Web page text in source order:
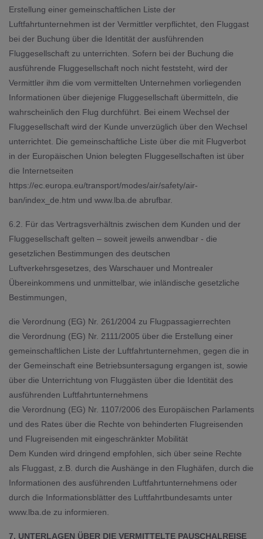
Erstellung einer gemeinschaftlichen Liste der
Luftfahrtunternehmen ist der Vermittler verpflichtet, den Fluggast
bei der Buchung über die Identität der ausführenden
Fluggesellschaft zu unterrichten. Sofern bei der Buchung die
ausführende Fluggesellschaft noch nicht feststeht, wird der
Vermittler ihm die vom vermittelten Unternehmen vorliegenden
Informationen über diejenige Fluggesellschaft übermitteln, die
wahrscheinlich den Flug durchführt. Bei einem Wechsel der
Fluggesellschaft wird der Kunde unverzüglich über den Wechsel
unterrichtet. Die gemeinschaftliche Liste über die mit Flugverbot
in der Europäischen Union belegten Fluggesellschaften ist über
die Internetseiten
https://ec.europa.eu/transport/modes/air/safety/air-
ban/index_de.htm und www.lba.de abrufbar.
6.2. Für das Vertragsverhältnis zwischen dem Kunden und der
Fluggesellschaft gelten – soweit jeweils anwendbar - die
gesetzlichen Bestimmungen des deutschen
Luftverkehrsgesetzes, des Warschauer und Montrealer
Übereinkommens und unmittelbar, wie inländische gesetzliche
Bestimmungen,
die Verordnung (EG) Nr. 261/2004 zu Flugpassagierrechten
die Verordnung (EG) Nr. 2111/2005 über die Erstellung einer
gemeinschaftlichen Liste der Luftfahrtunternehmen, gegen die in
der Gemeinschaft eine Betriebsuntersagung ergangen ist, sowie
über die Unterrichtung von Fluggästen über die Identität des
ausführenden Luftfahrtunternehmens
die Verordnung (EG) Nr. 1107/2006 des Europäischen Parlaments
und des Rates über die Rechte von behinderten Flugreisenden
und Flugreisenden mit eingeschränkter Mobilität
Dem Kunden wird dringend empfohlen, sich über seine Rechte
als Fluggast, z.B. durch die Aushänge in den Flughäfen, durch die
Informationen des ausführenden Luftfahrtunternehmens oder
durch die Informationsblätter des Luftfahrtbundesamts unter
www.lba.de zu informieren.
7. UNTERLAGEN ÜBER DIE VERMITTELTE PAUSCHALREISE